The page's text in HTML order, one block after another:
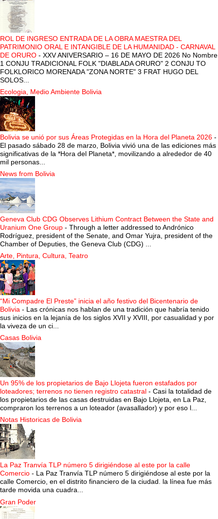
ROL DE INGRESO ENTRADA DE LA OBRA MAESTRA DEL
PATRIMONIO ORAL E INTANGIBLE DE LA HUMANIDAD - CARNAVAL
DE ORURO - XXV ANIVERSARIO – 16 DE MAYO DE 2026 No Nombre
1 CONJU TRADICIONAL FOLK "DIABLADA ORURO" 2 CONJU TO
FOLKLORICO MORENADA "ZONA NORTE" 3 FRAT HUGO DEL
SOLOS...
Ecologia, Medio Ambiente Bolivia
Bolivia se unió por sus Áreas Protegidas en la Hora del Planeta 2026 -
El pasado sábado 28 de marzo, Bolivia vivió una de las ediciones más
significativas de la *Hora del Planeta*, movilizando a alrededor de 40
mil personas...
News from Bolivia
Geneva Club CDG Observes Lithium Contract Between the State and
Uranium One Group - Through a letter addressed to Andrónico
Rodríguez, president of the Senate, and Omar Yujra, president of the
Chamber of Deputies, the Geneva Club (CDG) ...
Arte, Pintura, Cultura, Teatro
“Mi Compadre El Preste” inicia el año festivo del Bicentenario de
Bolivia - Las crónicas nos hablan de una tradición que habría tenido
sus inicios en la lejanía de los siglos XVII y XVIII, por casualidad y por
la viveza de un ci...
Casas Bolivia
Un 95% de los propietarios de Bajo Llojeta fueron estafados por
loteadores; terrenos no tienen registro catastral - Casi la totalidad de
los propietarios de las casas destruidas en Bajo Llojeta, en La Paz,
compraron los terrenos a un loteador (avasallador) y por eso l...
Notas Historicas de Bolivia
La Paz Tranvía TLP número 5 dirigiéndose al este por la calle
Comercio - La Paz Tranvía TLP número 5 dirigiéndose al este por la
calle Comercio, en el distrito financiero de la ciudad. la línea fue más
tarde movida una cuadra...
Gran Poder